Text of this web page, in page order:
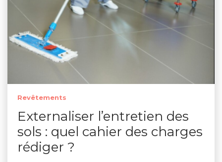
Revêtements
Externaliser l’entretien des
sols : quel cahier des charges
rédiger ?